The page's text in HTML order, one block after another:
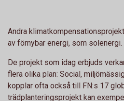
Andra
av förnybar energi, som solenergi.
De projekt som idag erbjuds
flera olika plan: Social,
kopplar ofta också till FN:s 17
trädplanteringsprojekt kan